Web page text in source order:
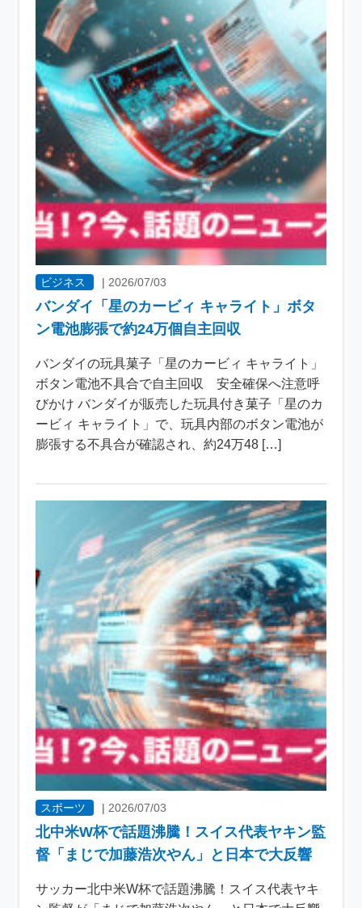
ビジネス | 2026/07/03
バンダイ「星のカービィ キャライト」ボタ
ン電池膨張で約24万個自主回収
バンダイの玩具菓子「星のカービィ キャライト」
ボタン電池不具合で自主回収 安全確保へ注意呼
びかけ バンダイが販売した玩具付き菓子「星のカ
ービィ キャライト」で、玩具内部のボタン電池が
膨張する不具合が確認され、約24万48 […]
スポーツ | 2026/07/03
北中米W杯で話題沸騰！スイス代表ヤキン監
督「まじで加藤浩次やん」と日本で大反響
サッカー北中米W杯で話題沸騰！スイス代表ヤキ